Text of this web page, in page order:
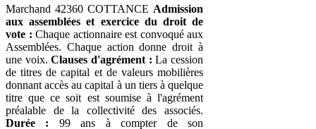
Marchand 42360 COTTANCE Admission
aux assemblées et exercice du droit de
vote : Chaque actionnaire est convoqué aux
Assemblées. Chaque action donne droit à
une voix.Clauses d'agrément : La cession
de titres de capital et de valeurs mobilières
donnant accès au capital à un tiers à quelque
titre que ce soit est soumise à l'agrément
préalable de la collectivité des associés.
Durée : 99 ans à compter de son